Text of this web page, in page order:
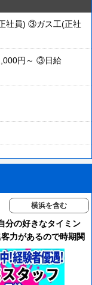
社員) ③ガス工(正社
円～ ③日給
横浜を含む
分の好きなタイミン
力があるので時期関
す！未経験の方は